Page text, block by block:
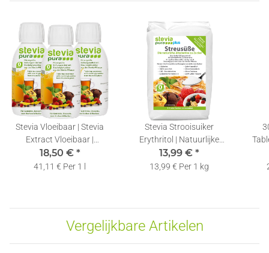
Stevia Vloeibaar | Stevia
Extract Vloeibaar |
Vloeibare Zoetstof |
3x150ml
18,50 € *
41,11 € Per 1 l
Stevia Strooisuiker
Erythritol | Natuurlijke
Suikervervanger |
Kristallijne Stevia Zoetstof |
13,99 € *
13,99 € Per 1 kg
Vergelijkbare Artikelen